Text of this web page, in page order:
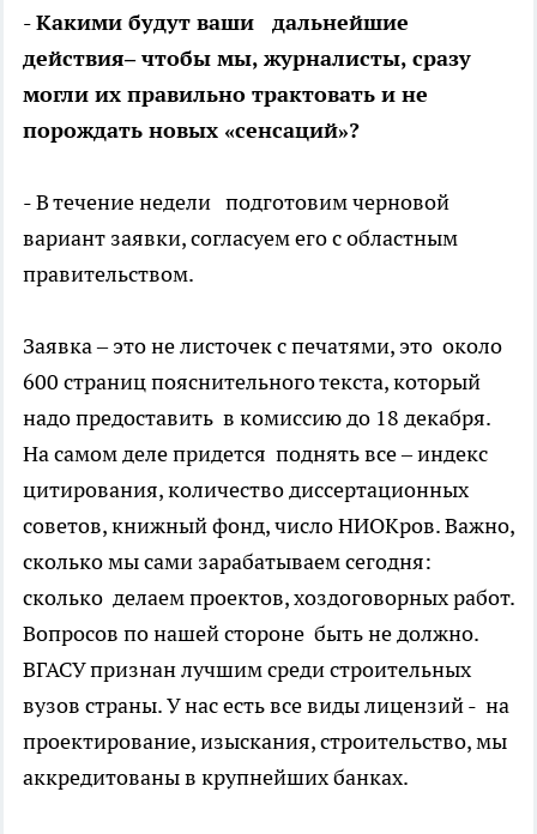
- Какими будут ваши дальнейшие
действия– чтобы мы, журналисты, сразу
могли их правильно трактовать и не
порождать новых «сенсаций»?
- В течение недели подготовим черновой
вариант заявки, согласуем его с областным
правительством.
Заявка – это не листочек с печатями, это около
600 страниц пояснительного текста, который
надо предоставить в комиссию до 18 декабря.
На самом деле придется поднять все – индекс
цитирования, количество диссертационных
советов, книжный фонд, число НИОКров. Важно,
сколько мы сами зарабатываем сегодня:
сколько делаем проектов, хоздоговорных работ.
Вопросов по нашей стороне быть не должно.
ВГАСУ признан лучшим среди строительных
вузов страны. У нас есть все виды лицензий - на
проектирование, изыскания, строительство, мы
аккредитованы в крупнейших банках.